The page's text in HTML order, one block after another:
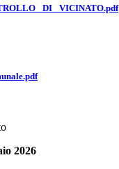
DI_ VICINATO.pdf
2026